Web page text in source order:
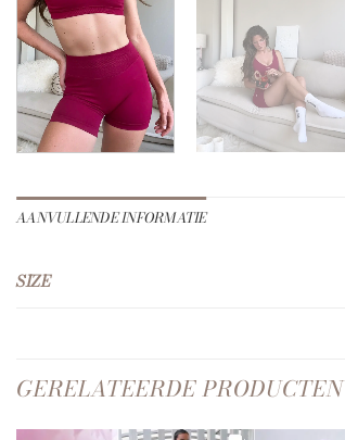
AANVULLENDE INFORMATIE
SIZE
GERELATEERDE PRODUCTEN